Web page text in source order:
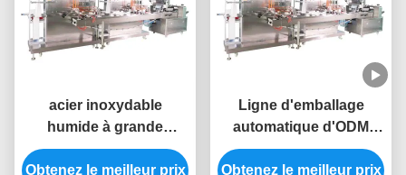
acier inoxydable
humide à grande
vitesse de machine à
emballer de tissu de
Obtenez le meilleur prix
Ligne d'emballage
automatique d'ODM
biens humides
commandés de
Obtenez le meilleur prix